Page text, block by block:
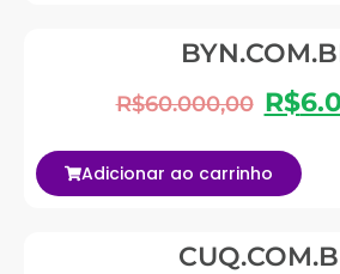
R$60.000,00 R$
Adicionar ao carrinho